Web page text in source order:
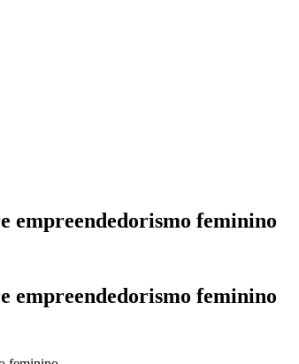
empreendedorismo feminino
empreendedorismo feminino